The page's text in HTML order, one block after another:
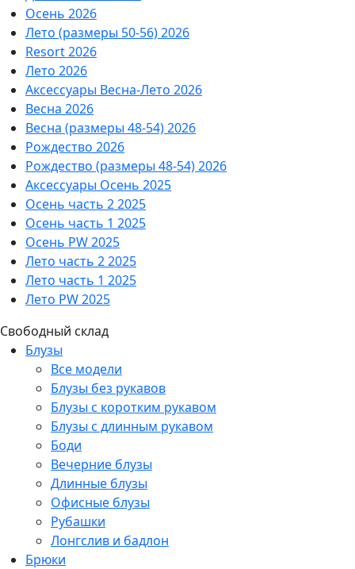
Осень 2026
Лето (размеры 50-56) 2026
Resort 2026
Лето 2026
Аксессуары Весна-Лето 2026
Весна 2026
Весна (размеры 48-54) 2026
Рождество 2026
Рождество (размеры 48-54) 2026
Аксессуары Осень 2025
Осень часть 2 2025
Осень часть 1 2025
Осень PW 2025
Лето часть 2 2025
Лето часть 1 2025
Лето PW 2025
Свободный склад
Блузы
Все модели
Блузы без рукавов
Блузы с коротким рукавом
Блузы с длинным рукавом
Боди
Вечерние блузы
Длинные блузы
Офисные блузы
Рубашки
Лонгслив и бадлон
Брюки